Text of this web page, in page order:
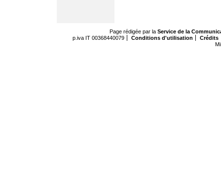
Page rédigée par la Service de la
p.iva IT 00368440079
Conditions d'utilisation
Crédits